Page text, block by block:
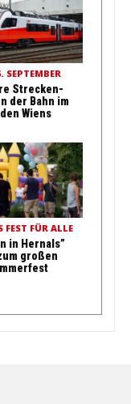
SEPTEMBER
Strecken-
der Bahn im
Wiens
FEST FÜR ALLE
in Hernals”
großen